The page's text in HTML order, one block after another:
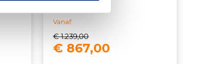
Vanaf:
€1.239,00
Oorspronkelijke
€ 867,00